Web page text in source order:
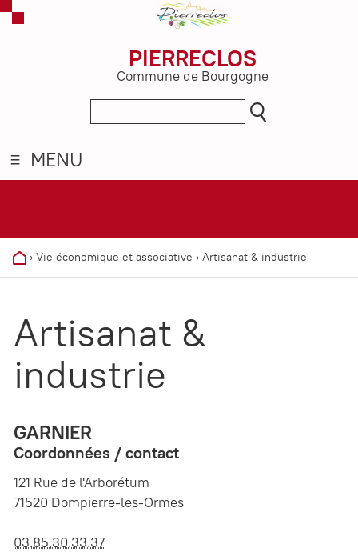
PIERRECLOS
Commune de Bourgogne
MENU
› Vie économique et associative › Artisanat & industrie
Artisanat &
industrie
GARNIER
Coordonnées / contact
121 Rue de l'Arborétum
71520 Dompierre-les-Ormes
03.85.30.33.37